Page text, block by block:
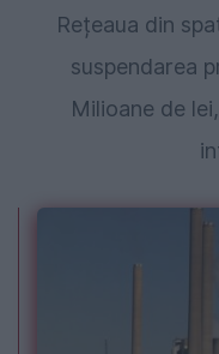
Rețeaua din
suspendarea
Milioane de